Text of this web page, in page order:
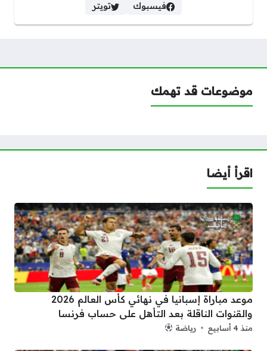
فيسبوك
تويتر
موضوعات قد تهمك
اقرأ أيضا
موعد مباراة إسبانيا في نهائي كأس العالم 2026
والقنوات الناقلة بعد التأهل على حساب فرنسا
منذ 4 أسابيع رياضة